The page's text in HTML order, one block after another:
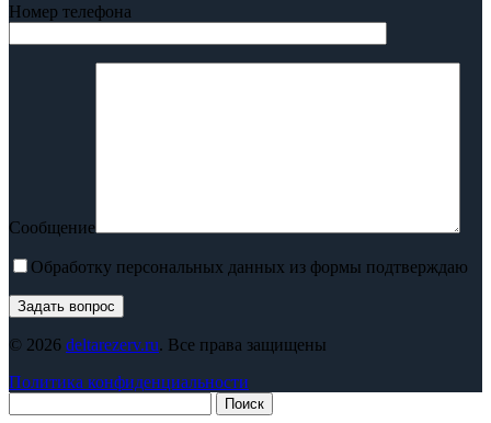
Номер телефона
Сообщение
Обработку персональных данных из формы подтверждаю
© 2026 deltarezerv.ru. Все права защищены
Политика конфиденциальности
Поиск